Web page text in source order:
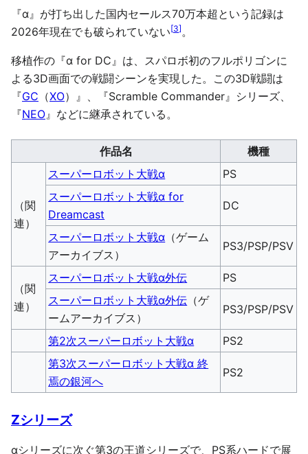
『α』が打ち出した国内セールス70万本超という記録は
2026年現在でも破られていない[3]。
移植作の『α for DC』は、スパロボ初のフルポリゴンに
よる3D画面での戦闘シーンを実現した。この3D戦闘は
『GC （XO）』、『Scramble Commander』シリーズ、
『NEO』などに継承されている。
作品名 機種
（関
連）
スーパーロボット大戦α
PS
スーパーロボット大戦α for
Dreamcast
DC
スーパーロボット大戦α （ゲーム
アーカイブス）
PS3/PSP/PSV
（関
連）
スーパーロボット大戦α外伝
PS
スーパーロボット大戦α外伝 （ゲ
ームアーカイブス）
PS3/PSP/PSV
第2次スーパーロボット大戦α
PS2
第3次スーパーロボット大戦α 終
焉の銀河へ
PS2
Zシリーズ
αシリーズに次ぐ第3の王道シリーズで、PS系ハードで展